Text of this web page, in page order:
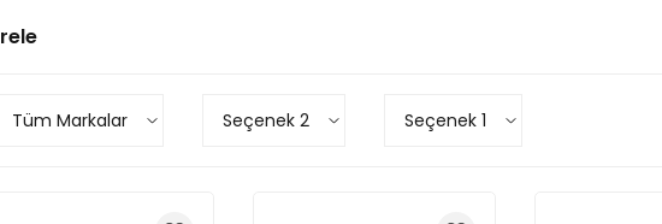
Tüm Markalar Seçenek 2 Seçenek 1